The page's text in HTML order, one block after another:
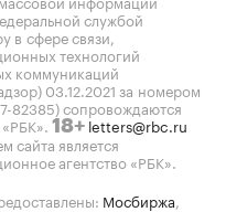
службой
в сфере связи,
технологий
коммуникаций
03.12.2021 за номером
сопровождаются
18+ letters@rbc.ru
сайта является
агентство «РБК».
Мосбиржа,